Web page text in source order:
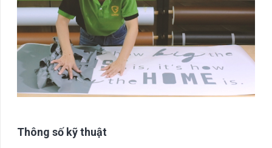
Thông số kỹ thuật